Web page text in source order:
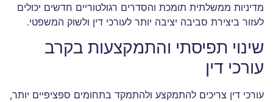
מדיניות ממשלתית תומכת והסדרים רגולטוריים חדשים יכולים
לעזור ביצירת סביבה יציבה יותר לעורכי דין ולשוק המשפטי.
שינוי תפיסתי והתמקצעות בקרב
עורכי דין
עורכי דין צריכים להתמקצע ולהתמקד בתחומים ספציפיים יותר,